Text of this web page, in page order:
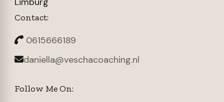
Contact:
0615666189
daniella@veschacoaching.nl
Follow Me On: